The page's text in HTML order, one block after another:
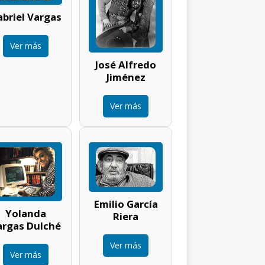
Vargas
Ver más
José Alfredo
Jiménez
Ver más
Yolanda
Dulché
Ver más
Emilio García
Riera
Ver más